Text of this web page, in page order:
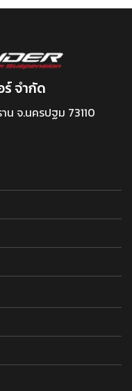
ร์ จำกัด
จ.นครปฐม 73110